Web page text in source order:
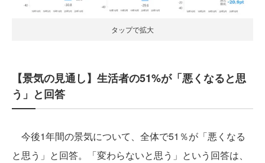
タップで拡大
【景気の見通し】生活者の51%が「悪くなると思
う」と回答
今後1年間の景気について、全体で51％が「悪くなる
と思う」と回答。「変わらないと思う」という回答は、